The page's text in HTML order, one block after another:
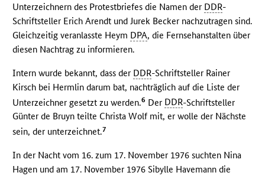
Unterzeichnern des Protestbriefes die Namen der DDR-
Schriftsteller Erich Arendt und Jurek Becker nachzutragen sind.
Gleichzeitig veranlasste Heym DPA, die Fernsehanstalten über
diesen Nachtrag zu informieren.
Intern wurde bekannt, dass der DDR-Schriftsteller Rainer
Kirsch bei Hermlin darum bat, nachträglich auf die Liste der
Unterzeichner gesetzt zu werden.6 Der DDR-Schriftsteller
Günter de Bruyn teilte Christa Wolf mit, er wolle der Nächste
sein, der unterzeichnet.7
In der Nacht vom 16. zum 17. November 1976 suchten Nina
Hagen und am 17. November 1976 Sibylle Havemann die